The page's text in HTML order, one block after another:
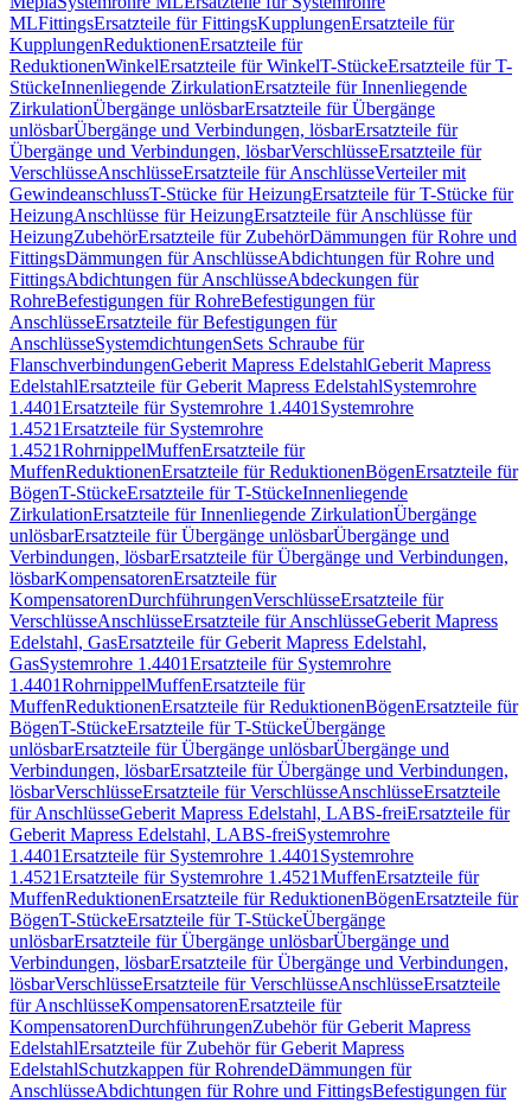
MLFittingsErsatzteile für FittingsKupplungenErsatzteile für
KupplungenReduktionenErsatzteile für
ReduktionenWinkelErsatzteile für WinkelT-StückeErsatzteile für T-
StückeInnenliegende ZirkulationErsatzteile für Innenliegende
ZirkulationÜbergänge unlösbarErsatzteile für Übergänge
unlösbarÜbergänge und Verbindungen, lösbarErsatzteile für
Übergänge und Verbindungen, lösbarVerschlüsseErsatzteile für
VerschlüsseAnschlüsseErsatzteile für AnschlüsseVerteiler mit
GewindeanschlussT-Stücke für HeizungErsatzteile für T-Stücke für
HeizungAnschlüsse für HeizungErsatzteile für Anschlüsse für
HeizungZubehörErsatzteile für ZubehörDämmungen für Rohre und
FittingsDämmungen für AnschlüsseAbdichtungen für Rohre und
FittingsAbdichtungen für AnschlüsseAbdeckungen für
RohreBefestigungen für RohreBefestigungen für
AnschlüsseErsatzteile für Befestigungen für
AnschlüsseSystemdichtungenSets Schraube für
FlanschverbindungenGeberit Mapress EdelstahlGeberit Mapress
EdelstahlErsatzteile für Geberit Mapress EdelstahlSystemrohre
1.4401Ersatzteile für Systemrohre 1.4401 Systemrohre
1.4521Ersatzteile für Systemrohre
1.4521RohrnippelMuffenErsatzteile für
MuffenReduktionenErsatzteile für ReduktionenBögenErsatzteile für
BögenT-StückeErsatzteile für T-StückeInnenliegende
ZirkulationErsatzteile für Innenliegende ZirkulationÜbergänge
unlösbarErsatzteile für Übergänge unlösbarÜbergänge und
Verbindungen, lösbarErsatzteile für Übergänge und Verbindungen,
lösbarKompensatorenErsatzteile für
KompensatorenDurchführungenVerschlüsseErsatzteile für
VerschlüsseAnschlüsseErsatzteile für AnschlüsseGeberit Mapress
Edelstahl, GasErsatzteile für Geberit Mapress Edelstahl,
GasSystemrohre 1.4401Ersatzteile für Systemrohre
1.4401RohrnippelMuffenErsatzteile für
MuffenReduktionenErsatzteile für ReduktionenBögenErsatzteile für
BögenT-StückeErsatzteile für T-StückeÜbergänge
unlösbarErsatzteile für Übergänge unlösbarÜbergänge und
Verbindungen, lösbarErsatzteile für Übergänge und Verbindungen,
lösbarVerschlüsseErsatzteile für VerschlüsseAnschlüsseErsatzteile
für AnschlüsseGeberit Mapress Edelstahl, LABS-freiErsatzteile für
Geberit Mapress Edelstahl, LABS-freiSystemrohre
1.4401Ersatzteile für Systemrohre 1.4401 Systemrohre
1.4521Ersatzteile für Systemrohre 1.4521MuffenErsatzteile für
MuffenReduktionenErsatzteile für ReduktionenBögenErsatzteile für
BögenT-StückeErsatzteile für T-StückeÜbergänge
unlösbarErsatzteile für Übergänge unlösbarÜbergänge und
Verbindungen, lösbarErsatzteile für Übergänge und Verbindungen,
lösbarVerschlüsseErsatzteile für VerschlüsseAnschlüsseErsatzteile
für AnschlüsseKompensatorenErsatzteile für
KompensatorenDurchführungenZubehör für Geberit Mapress
EdelstahlErsatzteile für Zubehör für Geberit Mapress
EdelstahlSchutzkappen für RohrendeDämmungen für
AnschlüsseAbdichtungen für Rohre und FittingsBefestigungen für